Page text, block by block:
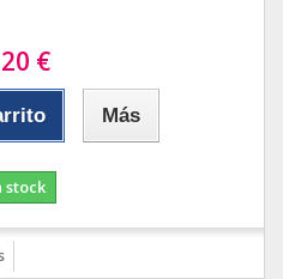
€
Más
stock